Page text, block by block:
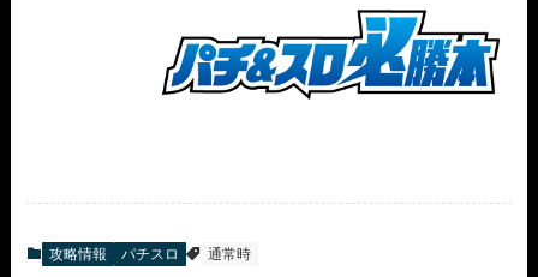
攻略情報 パチスロ 通常時